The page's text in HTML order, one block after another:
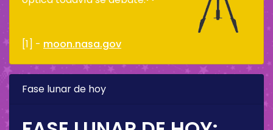
[1] - moon.nasa.gov
Fase lunar de hoy